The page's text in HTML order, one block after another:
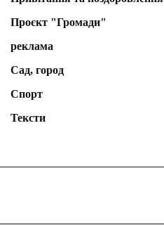
Проєкт "Громади"
реклама
Сад, город
Спорт
Тексти